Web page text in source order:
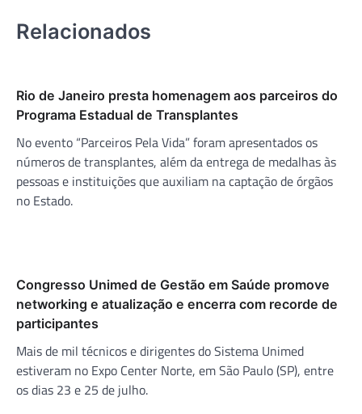
Relacionados
Rio de Janeiro presta homenagem aos parceiros do
Programa Estadual de Transplantes
No evento “Parceiros Pela Vida” foram apresentados os
números de transplantes, além da entrega de medalhas às
pessoas e instituições que auxiliam na captação de órgãos
no Estado.
Congresso Unimed de Gestão em Saúde promove
networking e atualização e encerra com recorde de
participantes
Mais de mil técnicos e dirigentes do Sistema Unimed
estiveram no Expo Center Norte, em São Paulo (SP), entre
os dias 23 e 25 de julho.